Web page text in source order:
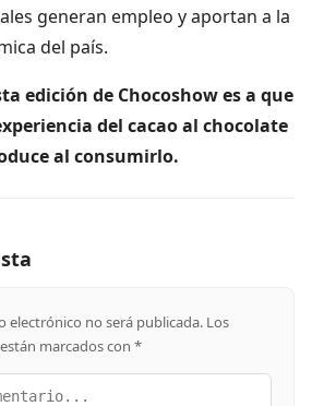
generan empleo y aportan a la
del país.
edición de Chocoshow es a que
del cacao al chocolate
al consumirlo.
electrónico no será publicada. Los
marcados con *